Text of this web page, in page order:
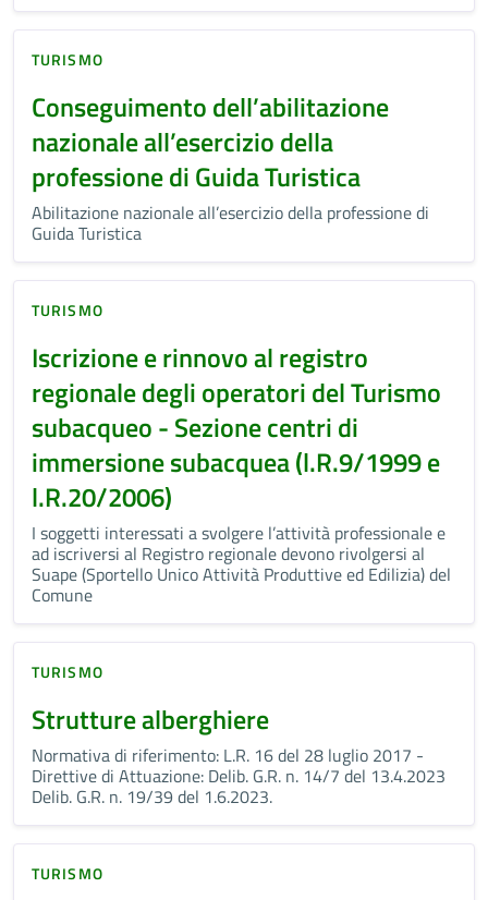
TURISMO
Conseguimento dell’abilitazione
nazionale all’esercizio della
professione di Guida Turistica
Abilitazione nazionale all’esercizio della professione di
Guida Turistica
TURISMO
Iscrizione e rinnovo al registro
regionale degli operatori del Turismo
subacqueo - Sezione centri di
immersione subacquea (l.R.9/1999 e
l.R.20/2006)
I soggetti interessati a svolgere l’attività professionale e
ad iscriversi al Registro regionale devono rivolgersi al
Suape (Sportello Unico Attività Produttive ed Edilizia) del
Comune
TURISMO
Strutture alberghiere
Normativa di riferimento: L.R. 16 del 28 luglio 2017 -
Direttive di Attuazione: Delib. G.R. n. 14/7 del 13.4.2023
Delib. G.R. n. 19/39 del 1.6.2023.
TURISMO